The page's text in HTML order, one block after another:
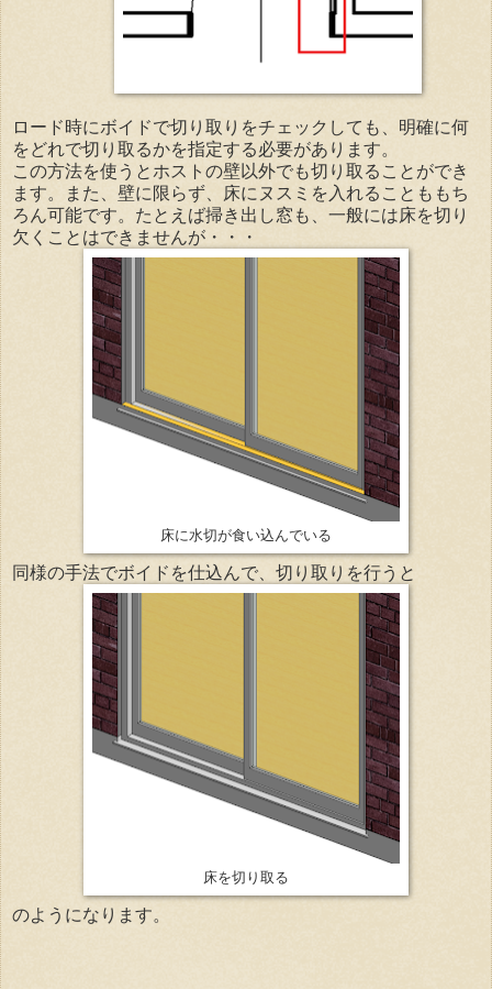
ロード時にボイドで切り取りをチェックしても、明確に何
をどれで切り取るかを指定する必要があります。
この方法を使うとホストの壁以外でも切り取ることができ
ます。また、壁に限らず、床にヌスミを入れることももち
ろん可能です。たとえば掃き出し窓も、一般には床を切り
欠くことはできませんが・・・
床に水切が食い込んでいる
同様の手法でボイドを仕込んで、切り取りを行うと
床を切り取る
のようになります。